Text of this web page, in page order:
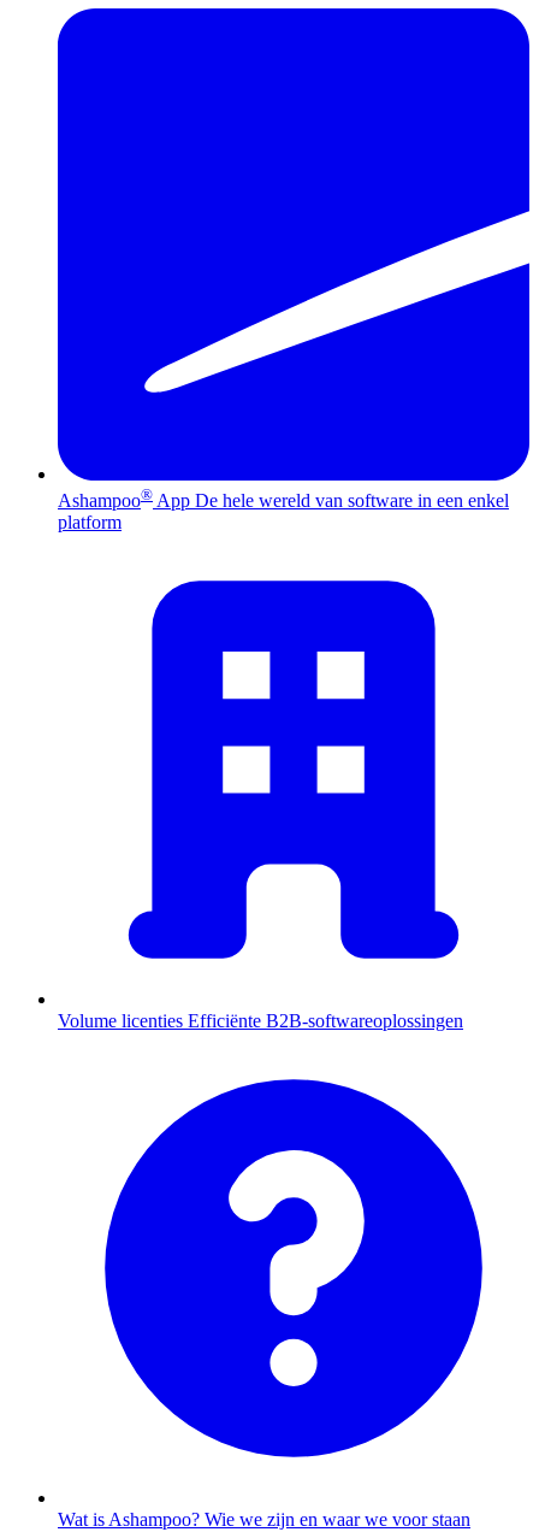
Ashampoo® App De hele wereld van software in een enkel
platform
Volume licenties Efficiënte B2B-softwareoplossingen
Wat is Ashampoo? Wie we zijn en waar we voor staan